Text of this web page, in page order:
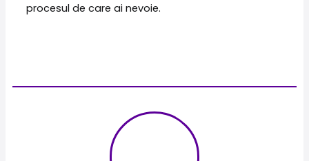
procesul de care ai nevoie.